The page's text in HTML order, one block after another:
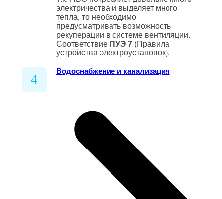
электричества и выделяет много
тепла, то необходимо
предусматривать возможность
рекуперации в системе вентиляции.
Соответствие ПУЭ 7(Правила
устройства электроустановок).
4
Водоснабжение и канализация